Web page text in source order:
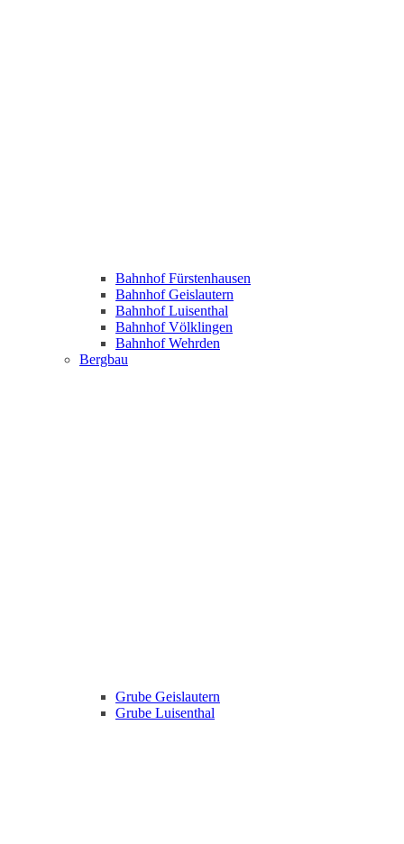
Bahnhof Fürstenhausen
Bahnhof Geislautern
Bahnhof Luisenthal
Bahnhof Völklingen
Bahnhof Wehrden
Bergbau
Grube Geislautern
Grube Luisenthal